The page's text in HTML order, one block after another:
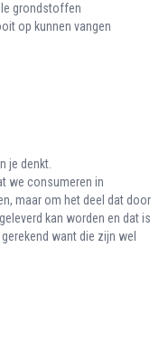
grondstoffen
op kunnen vangen
je denkt.
we consumeren in
maar om het deel dat door
kan worden en dat is
want die zijn wel